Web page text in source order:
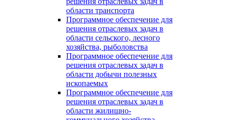
области транспорта
Программное обеспечение для
решения отраслевых задач в
области сельского, лесного
хозяйства, рыболовства
Программное обеспечение для
решения отраслевых задач в
области добычи полезных
ископаемых
Программное обеспечение для
решения отраслевых задач в
области жилищно-